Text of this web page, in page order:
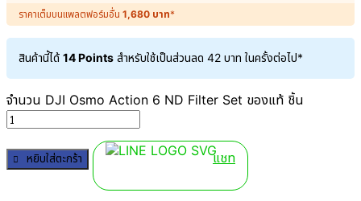
ราคาเต็มบนแพลตฟอร์มอื่น 1,680 บาท*
สินค้านี้ได้ 14 Points สำหรับใช้เป็นส่วนลด 42 บาท ในครั้งต่อไป*
จำนวน DJI Osmo Action 6 ND Filter Set ของแท้ ชิ้น
หยิบใส่ตะกร้า แชท